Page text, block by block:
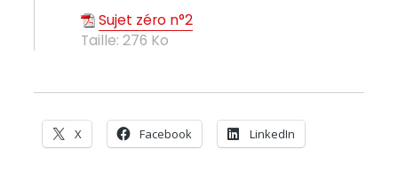
Sujet zéro n°2
Taille: 276 Ko
X Facebook LinkedIn